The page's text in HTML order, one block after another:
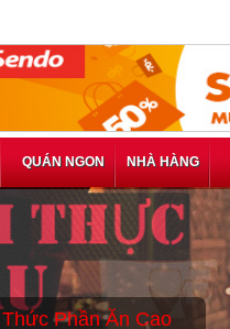
QUÁN NGON NHÀ HÀNG